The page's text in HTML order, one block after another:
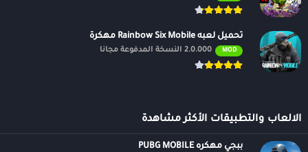
تحميل لعبه Rainbow Six Mobile مهكرة
MOD 2.0.000 النسخة المدفوعة مجانًا
الالعاب والتطبيقات الأكثر مشاهدة
ببجي مهكره PUBG MOBILE